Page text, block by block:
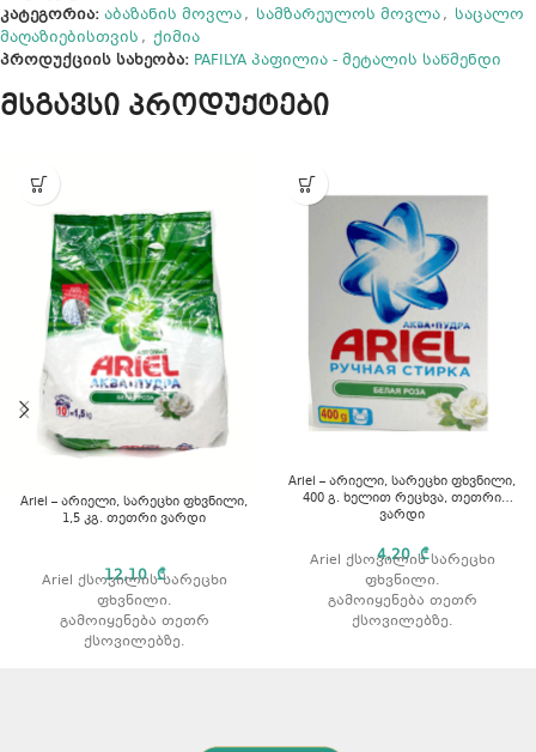
კატეგორია: აბაზანის მოვლა, სამზარეულოს მოვლა, საცალო
მაღაზიებისთვის , ქიმია
პროდუქციის სახეობა: PAFILYA პაფილია - მეტალის საწმენდი
მსგავსი პროდუქტები
Ariel – არიელი, სარეცხი ფხვნილი,
1,5 კგ. თეთრი ვარდი
12,10₾
Ariel ქსოვილის სარეცხი
ფხვნილი.
გამოიყენება თეთრ
ქსოვილებზე.
Ariel – არიელი, სარეცხი ფხვნილი,
400 გ. ხელით რეცხვა, თეთრი
ვარდი
4,20₾
Ariel ქსოვილის სარეცხი
ფხვნილი.
გამოიყენება თეთრ
ქსოვილებზე.